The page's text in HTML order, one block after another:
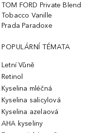
TOM FORD Private Blend
Tobacco Vanille
Prada Paradoxe
POPULÁRNÍ TÉMATA
Letní Vůně
Retinol
Kyselina mléčná
Kyselina salicylová
Kyselina azelaová
AHA kyseliny